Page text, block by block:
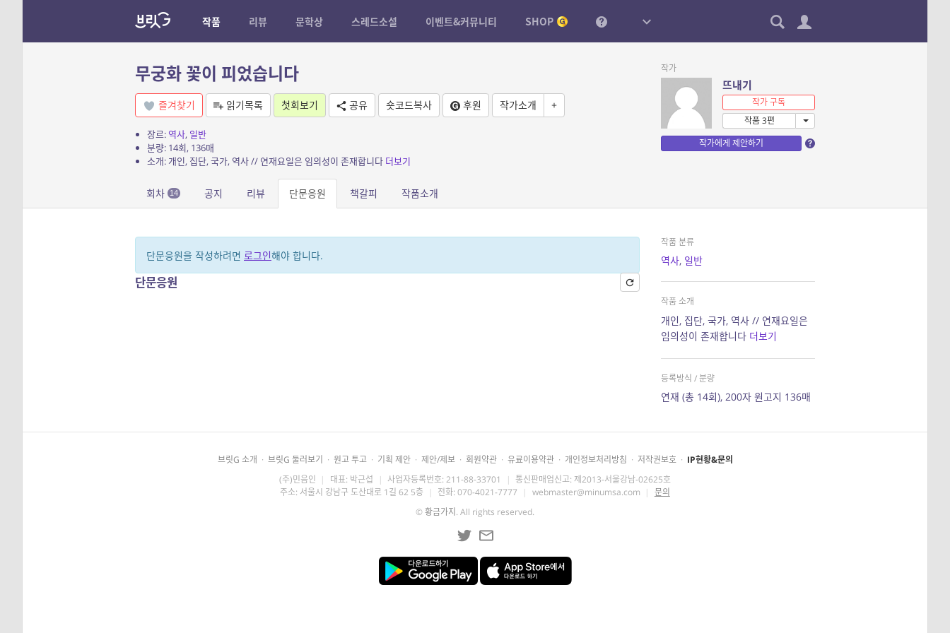
작품 리뷰 문학상 스레드소설 이벤트&커뮤니티 SHOP
무궁화 꽃이 피었습니다
즐겨찾기 읽기목록 첫회보기 공유 숏코드복사 후원 작가소개 +
장르: 역사, 일반
분량: 14회, 136매
소개: 개인, 집단, 국가, 역사 // 연재요일은 임의성이 존재합니다 더보기
작가
뜨내기
작가 구독
작품 3편
작가에게 제안하기
회차 14 공지 리뷰 단문응원 책갈피 작품소개
단문응원을 작성하려면 로그인해야 합니다.
단문응원
작품 분류
역사, 일반
작품 소개
개인, 집단, 국가, 역사 // 연재요일은
임의성이 존재합니다 더보기
등록방식 / 분량
연재 (총 14회), 200자 원고지 136매
브릿G 소개 · 브릿G 둘러보기 · 원고 투고 · 기획 제안 · 제안/제보 · 회원약관 · 유료이용약관 · 개인정보처리방침 · 저작권보호 · IP현황&문의
(주)민음인 | 대표: 박근섭 | 사업자등록번호: 211-88-33701 | 통신판매업신고: 제2013-서울강남-02625호
주소: 서울시 강남구 도산대로 1길 62 5층 | 전화: 070-4021-7777 | webmaster@minumsa.com | 문의
©황금가지 . All rights reserved.